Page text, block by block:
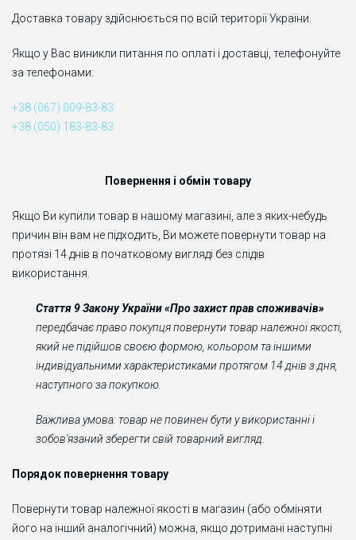
Доставка товару здійснюється по всій території України.
Якщо у Вас виникли питання по оплаті і доставці, телефонуйте
за телефонами:
+38 (067) 009-83-83
+38 (050) 183-83-83
Повернення і обмін товару
Якщо Ви купили товар в нашому магазині, але з яких-небудь
причин він вам не підходить, Ви можете повернути товар на
протязі 14 днів в початковому вигляді без слідів
використання.
Стаття 9 Закону України «Про захист прав споживачів»
передбачає право покупця повернути товар належної якості,
який не підійшов своєю формою, кольором та іншими
індивідуальними характеристиками протягом 14 днів з дня,
наступного за покупкою.
Важлива умова: товар не повинен бути у використанні і
зобов'язаний зберегти свій товарний вигляд.
Порядок повернення товару
Повернути товар належної якості в магазин (або обміняти
його на інший аналогічний) можна, якщо дотримані наступні